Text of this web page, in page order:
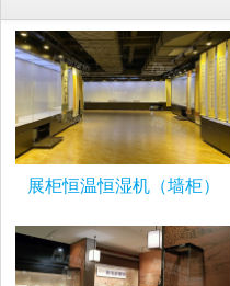
展柜恒温恒湿机（墙柜）